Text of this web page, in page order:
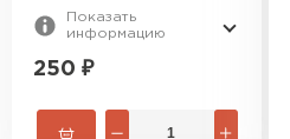
Показать
информацию
250 ₽